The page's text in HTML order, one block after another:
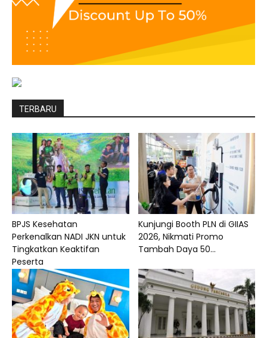
TERBARU
BPJS Kesehatan
Perkenalkan NADI JKN untuk
Tingkatkan Keaktifan
Peserta
Kunjungi Booth PLN di GIIAS
2026, Nikmati Promo
Tambah Daya 50...